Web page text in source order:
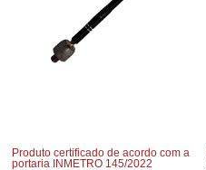
Produto certificado de acordo com a
portaria INMETRO 145/2022